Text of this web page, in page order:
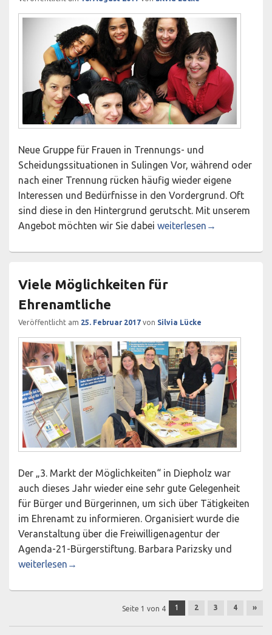
Neue Gruppe für Frauen in Trennungs- und
Scheidungssituationen in Sulingen Vor, während oder
nach einer Trennung rücken häufig wieder eigene
Interessen und Bedürfnisse in den Vordergrund. Oft
sind diese in den Hintergrund gerutscht. Mit unserem
Angebot möchten wir Sie dabei Jetzt bin ich mal dran!
weiterlesen →
Viele Möglichkeiten für
Ehrenamtliche
Veröffentlicht am 25. Februar 2017 von Silvia Lücke
Der „3. Markt der Möglichkeiten“ in Diepholz war
auch dieses Jahr wieder eine sehr gute Gelegenheit
für Bürger und Bürgerinnen, um sich über Tätigkeiten
im Ehrenamt zu informieren. Organisiert wurde die
Veranstaltung über die Freiwilligenagentur der
Agenda-21-Bürgerstiftung. Barbara Parizsky und
Viele Möglichkeiten für Ehrenamtliche
weiterlesen →
Seite 1 von 4 1 2 3 4 »